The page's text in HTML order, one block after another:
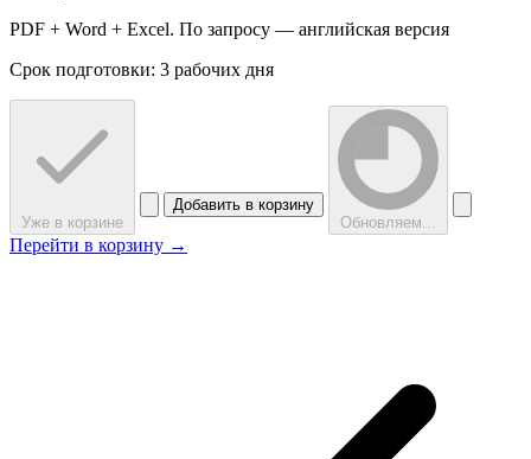
PDF + Word + Excel. По запросу — английская версия
Срок подготовки: 3 рабочих дня
Уже в корзине
Добавить в корзину
Обновляем...
Перейти в корзину →